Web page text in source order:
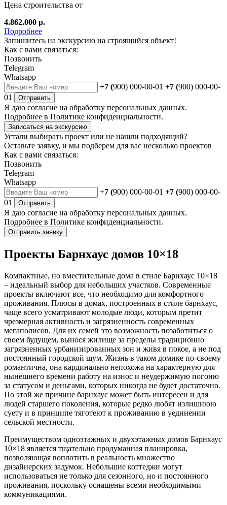
Цена строительства от
4.862.000 р.
Подробнее
Запишитесь на экскурсию на строящийся объект!
Как с вами связаться:
Позвонить
Telegram
Whatsapp
+7 (900) 000-00-01 +7 (900) 000-00-
01
Отправить
Я даю согласие на обработку персональных данных.
Подробнее в Политике конфиденциальности.
Записаться на экскурсию
Устали выбирать проект или не нашли подходящий?
Оставьте заявку, и мы подберем для вас несколько проектов
Как с вами связаться:
Позвонить
Telegram
Whatsapp
+7 (900) 000-00-01 +7 (900) 000-00-
01
Отправить
Я даю согласие на обработку персональных данных.
Подробнее в Политике конфиденциальности.
Отправить заявку
Проекты Барнхаус домов 10×18
Компактные, но вместительные дома в стиле Барнхаус 10×18
– идеальный выбор для небольших участков. Современные
проекты включают все, что необходимо для комфортного
проживания. Плюсы в домах, построенных в стиле барнхаус,
чаще всего усматривают молодые люди, которым претит
чрезмерная активность и загрязненность современных
мегаполисов. Для их семей это возможность позаботиться о
своем будущем, вынося жилище за пределы традиционно
загрязненных урбанизированных зон и живя в покое, а не под
постоянный городской шум. Жизнь в таком домике по-своему
романтична, она кардинально непохожа на характерную для
нынешнего времени работу на износ и неудержимую погоню
за статусом и деньгами, которых никогда не будет достаточно.
По этой же причине барнхаус может быть интересен и для
людей старшего поколения, которые редко любят излишнюю
суету и в принципе тяготеют к проживанию в уединении
сельской местности.
Преимуществом одноэтажных и двухэтажных домов Барнхаус
10×18 является тщательно продуманная планировка,
позволяющая воплотить в реальность множество
дизайнерских задумок. Небольшие коттеджи могут
использоваться не только для сезонного, но и постоянного
проживания, поскольку оснащены всеми необходимыми
коммуникациями.